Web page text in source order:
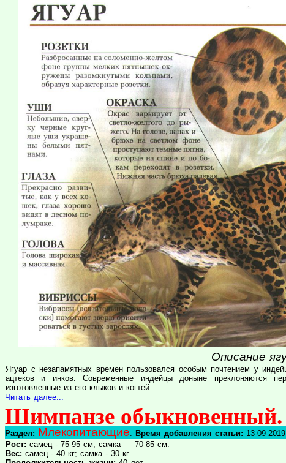
Описание
Ягуар с незапамятных времен пользовался особым почтением у
ацтеков и инков. Современные индейцы доныне преклоняются
изготовленные из его клыков и когтей.
Читать далее...
Шимпанзе обыкновенный.
Раздел: Млекопитающие Время добавления статьи: 13-09-
Рост: самец - 75-95 см; самка — 70-85 см.
Вес: самец - 40 кг; самка - 30 кг.